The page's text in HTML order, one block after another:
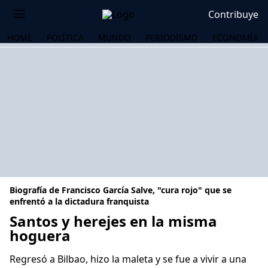
Contribuye
HOME POLÍTICA MUNDO PERIODISMO ECONOMÍA
Biografía de Francisco García Salve, "cura rojo" que se
enfrentó a la dictadura franquista
Santos y herejes en la misma
hoguera
Regresó a Bilbao, hizo la maleta y se fue a vivir a una